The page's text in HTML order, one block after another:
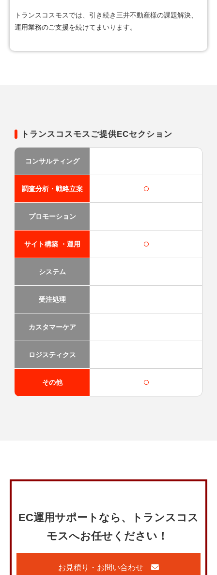
トランスコスモスでは、引き続き三井不動産様の課題解決、
運用業務のご支援を続けてまいります。
トランスコスモスご提供ECセクション
コンサルティング
調査分析・戦略立案 ○
プロモーション
サイト構築 ・運用 ○
システム
受注処理
カスタマーケア
ロジスティクス
その他 ○
EC運用サポートなら、トランスコス
モスへお任せください！
お見積り・お問い合わせ